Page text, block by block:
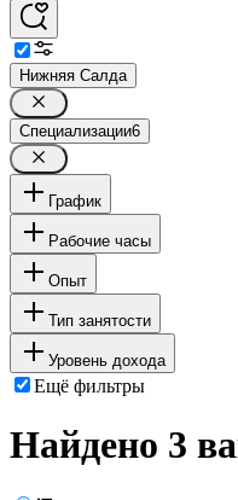
Нижняя Салда
Специализации6
График
Рабочие часы
Опыт
Тип занятости
Уровень дохода
Ещё фильтры
Найдено 3